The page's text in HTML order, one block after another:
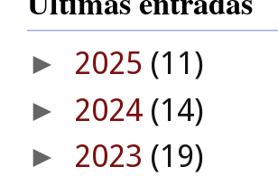
► 2025 (11)
► 2024 (14)
► 2023 (19)